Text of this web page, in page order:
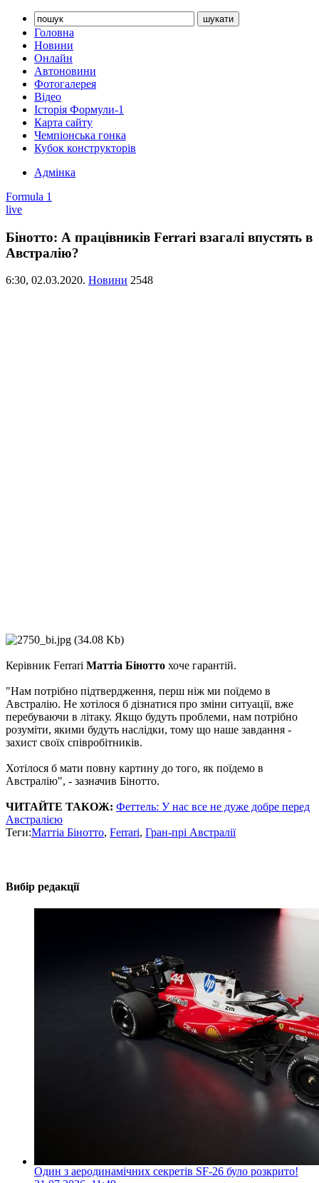
Головна
Новини
Онлайн
Автоновини
Фотогалерея
Відео
Історія Формули-1
Карта сайту
Чемпіонська гонка
Кубок конструкторів
Адмінка
Formula 1
live
Бінотто: А працівників Ferrari взагалі впустять в
Австралію?
6:30, 02.03.2020. Новини 2548
Керівник Ferrari Маттіа Бінотто хоче гарантій.
"Нам потрібно підтвердження, перш ніж ми поїдемо в
Австралію. Не хотілося б дізнатися про зміни ситуації, вже
перебуваючи в літаку. Якщо будуть проблеми, нам потрібно
розуміти, якими будуть наслідки, тому що наше завдання -
захист своїх співробітників.
Хотілося б мати повну картину до того, як поїдемо в
Австралію", - зазначив Бінотто.
ЧИТАЙТЕ ТАКОЖ: Феттель: У нас все не дуже добре перед
Австралією
Теги:Маттіа Бінотто, Ferrari, Гран-прі Австралії
Вибір редакції
Один з аеродинамічних секретів SF-26 було розкрито!